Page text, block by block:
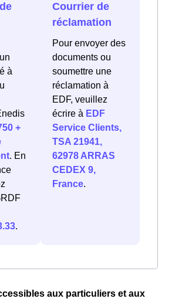
à
+
. En
.
Courrier de
réclamation
Pour envoyer des
documents ou
soumettre une
réclamation à
EDF, veuillez
écrire à EDF
Service Clients,
TSA 21941,
62978 ARRAS
CEDEX 9,
France.
aux particuliers et aux